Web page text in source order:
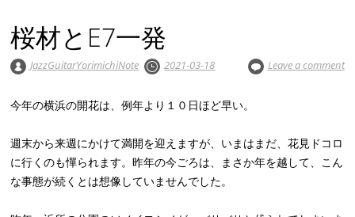
桜材とE7一発
JazzGuitarYorimichiNote 2021-03-18 Leave a comment
今年の横浜の開花は、例年より１０日ほど早い。
週末から来週にかけて満開を迎えますが、いまはまだ、花見ドコロ
に行くのも憚られます。昨年の今ごろは、まさか年を越して、こん
な事態が続くとは想像していませんでした。